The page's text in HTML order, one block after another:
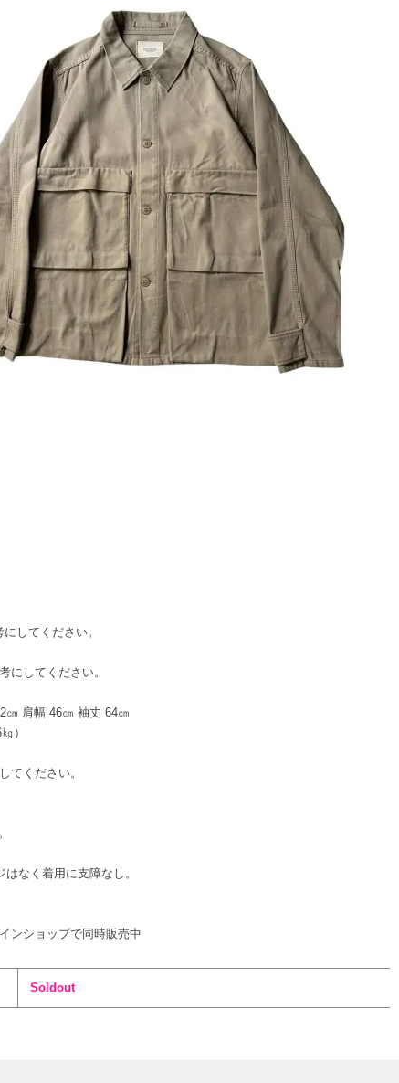
してください。
にしてください。
㎝ 肩幅 46㎝ 袖丈 64㎝
）
てください。
なく着用に支障なし。
ンショップで同時販売中
Soldout